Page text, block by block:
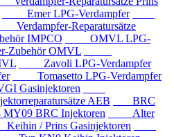
Emer LPG-Verdampfer
Reparatursätze
IMPCO
OMVL LPG-
OMVL
Zavoli LPG-Verdampfer
Tomasetto LPG-Verdampfer
Gasinjektoren
AEB
BRC
BRC Injektoren
Alter
/ Prins Gasinjektoren